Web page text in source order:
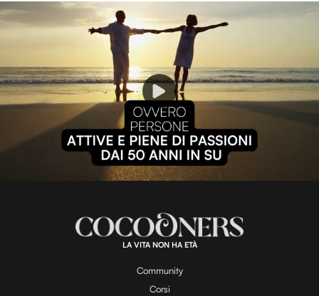
P
l
a
y
L
:
1
0
0
.
0
LA VITA NON HA ETÀ
Community
Corsi